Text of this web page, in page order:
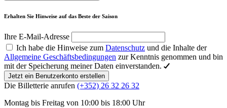
Erhalten Sie Hinweise auf das Beste der Saison
Ihre E-Mail-Adresse
Ich habe die Hinweise zum Datenschutz und die Inhalte der
Allgemeine Geschäftsbedingungen zur Kenntnis genommen und bin
mit der Speicherung meiner Daten einverstanden.
Jetzt ein Benutzerkonto erstellen
Die Billetterie anrufen (+352) 26 32 26 32
Montag bis Freitag von 10:00 bis 18:00 Uhr